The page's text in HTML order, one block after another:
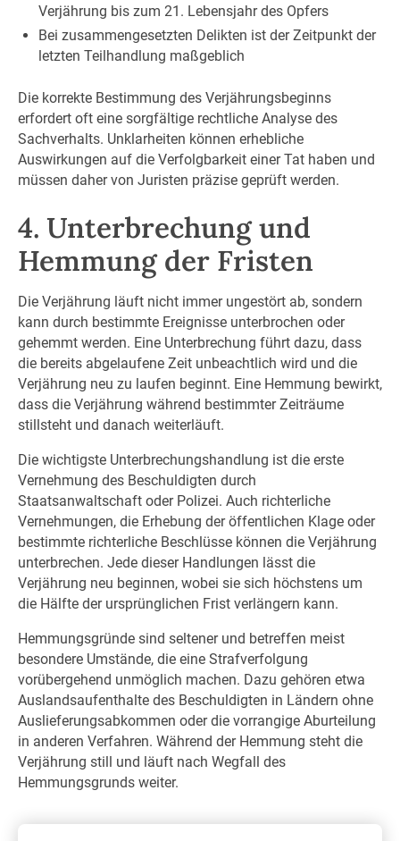
Verjährung bis zum 21. Lebensjahr des Opfers
Bei zusammengesetzten Delikten ist der Zeitpunkt der
letzten Teilhandlung maßgeblich
Die korrekte Bestimmung des Verjährungsbeginns
erfordert oft eine sorgfältige rechtliche Analyse des
Sachverhalts. Unklarheiten können erhebliche
Auswirkungen auf die Verfolgbarkeit einer Tat haben und
müssen daher von Juristen präzise geprüft werden.
4. Unterbrechung und
Hemmung der Fristen
Die Verjährung läuft nicht immer ungestört ab, sondern
kann durch bestimmte Ereignisse unterbrochen oder
gehemmt werden. Eine Unterbrechung führt dazu, dass
die bereits abgelaufene Zeit unbeachtlich wird und die
Verjährung neu zu laufen beginnt. Eine Hemmung bewirkt,
dass die Verjährung während bestimmter Zeiträume
stillsteht und danach weiterläuft.
Die wichtigste Unterbrechungshandlung ist die erste
Vernehmung des Beschuldigten durch
Staatsanwaltschaft oder Polizei. Auch richterliche
Vernehmungen, die Erhebung der öffentlichen Klage oder
bestimmte richterliche Beschlüsse können die Verjährung
unterbrechen. Jede dieser Handlungen lässt die
Verjährung neu beginnen, wobei sie sich höchstens um
die Hälfte der ursprünglichen Frist verlängern kann.
Hemmungsgründe sind seltener und betreffen meist
besondere Umstände, die eine Strafverfolgung
vorübergehend unmöglich machen. Dazu gehören etwa
Auslandsaufenthalte des Beschuldigten in Ländern ohne
Auslieferungsabkommen oder die vorrangige Aburteilung
in anderen Verfahren. Während der Hemmung steht die
Verjährung still und läuft nach Wegfall des
Hemmungsgrunds weiter.